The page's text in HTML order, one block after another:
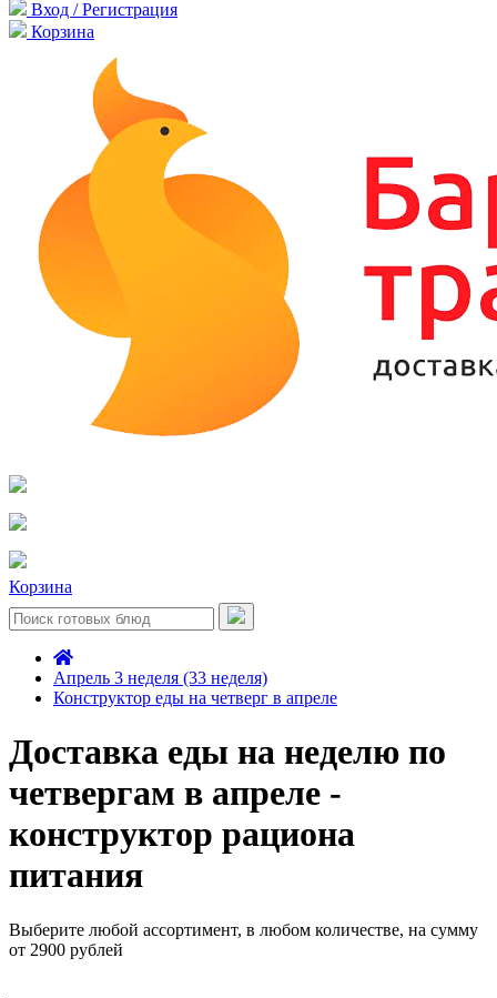
Вход / Регистрация
Корзина
Корзина
Апрель 3 неделя (33 неделя)
Конструктор еды на четверг в апреле
Доставка еды на неделю по
четвергам в апреле -
конструктор рациона
питания
Выберите любой ассортимент, в любом количестве, на сумму
от 2900 рублей